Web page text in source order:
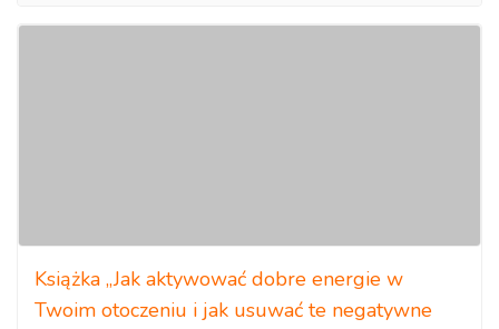
Książka „Jak aktywować dobre energie w
Twoim otoczeniu i jak usuwać te negatywne